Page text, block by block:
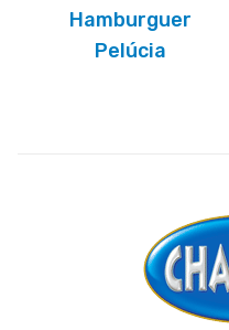
Hamburguer
Pelúcia